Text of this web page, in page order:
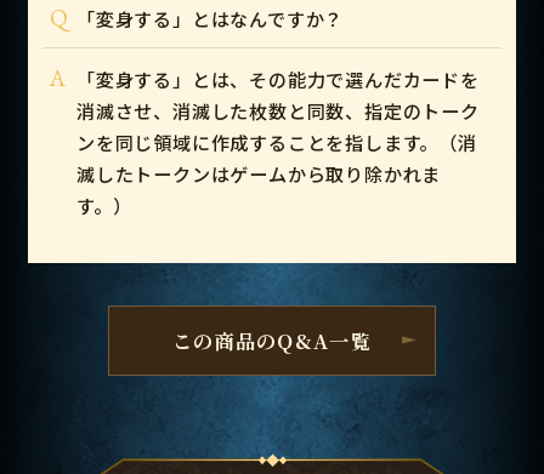
Q 「変身する」とはなんですか？
A
「変身する」とは、その能力で選んだカードを
消滅させ、消滅した枚数と同数、指定のトーク
ンを同じ領域に作成することを指します。（消
滅したトークンはゲームから取り除かれま
す。）
この商品のQ&A一覧